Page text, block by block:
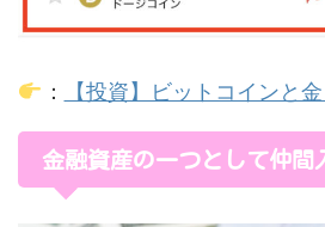
： 【投資】ビットコインと
金融資産の一つとして仲間